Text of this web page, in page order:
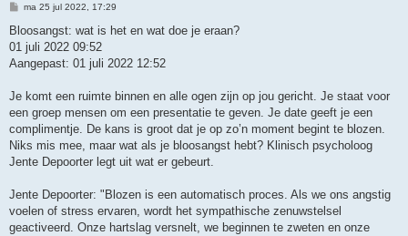
B
r
c
h
ma 25 jul 2022, 17:29
Bloosangst: wat is het en wat doe je eraan?
01 juli 2022 09:52
Aangepast: 01 juli 2022 12:52
Je komt een ruimte binnen en alle ogen zijn op jou gericht. Je staat voor
een groep mensen om een presentatie te geven. Je date geeft je een
complimentje. De kans is groot dat je op zo’n moment begint te blozen.
Niks mis mee, maar wat als je bloosangst hebt? Klinisch psycholoog
Jente Depoorter legt uit wat er gebeurt.
Jente Depoorter: "Blozen is een automatisch proces. Als we ons angstig
voelen of stress ervaren, wordt het sympathische zenuwstelsel
geactiveerd. Onze hartslag versnelt, we beginnen te zweten en onze